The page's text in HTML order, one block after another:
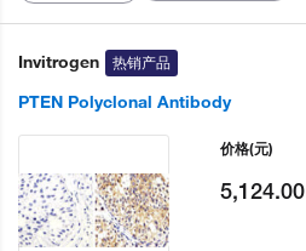
Invitrogen 热销产品
PTEN Polyclonal Antibody
价格(元)
5,124.00